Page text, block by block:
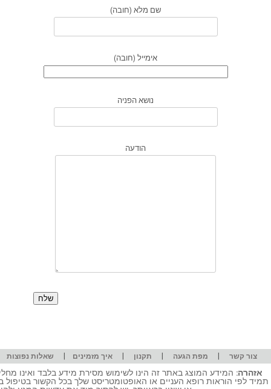
שם מלא (חובה)
אימייל (חובה)
נושא הפניה
הודעה
צור קשר | מפת הגעה | תקנון |איך מזמינים | שאלות נפוצות
אזהרה: המידע המוצג באתר זה הינו לשימוש מסירת מידע בלבד ואינו
תמיד לפי הוראות רופא העניים או האופטומטריסט שלך בכל הקשור